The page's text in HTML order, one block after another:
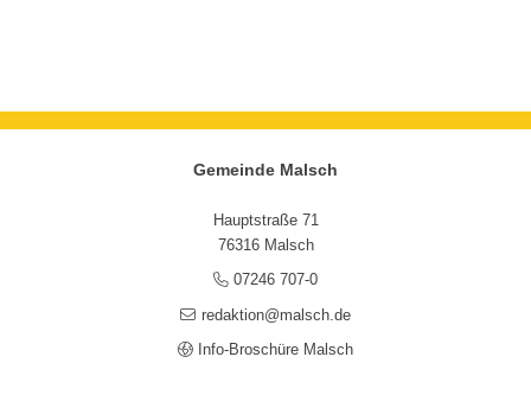
Gemeinde Malsch
Hauptstraße 71
76316 Malsch
07246 707-0
redaktion@malsch.de
Info-Broschüre Malsch